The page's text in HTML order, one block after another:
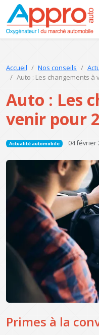
Accueil Nos conseils
Auto : Les changements à
Auto : Les
venir pour
Actualité automobile 04 février
Primes à la